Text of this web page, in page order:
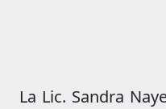
La Lic. Sandra